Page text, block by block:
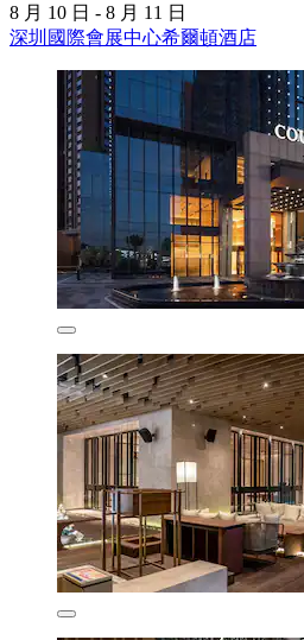
8 月 10 日 - 8 月 11 日
深圳國際會展中心希爾頓酒店